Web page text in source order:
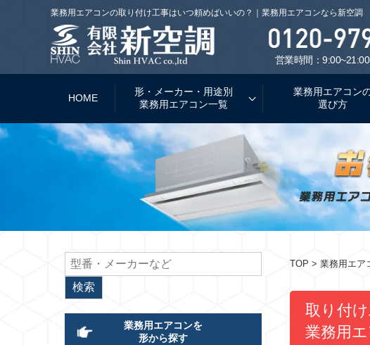
業務用エアコンの取り付け工事はいつ頼めばいいの？｜業務用エアコンなら新空調
営業時間：9:00~21:00
HOME
形・メーカー・用途別
業務用エアコン一覧
業務用エアコン
選び方
TOP > 業務用エア
取り付
業務用
業務用エアコンを
形から探す